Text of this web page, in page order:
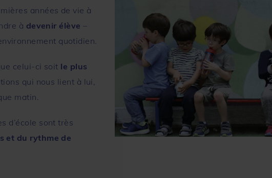
années de vie à
à devenir élève –
quotidien.
celui-ci soit le plus
qui nous lient à lui,
matin.
d’école sont très
et du rythme de